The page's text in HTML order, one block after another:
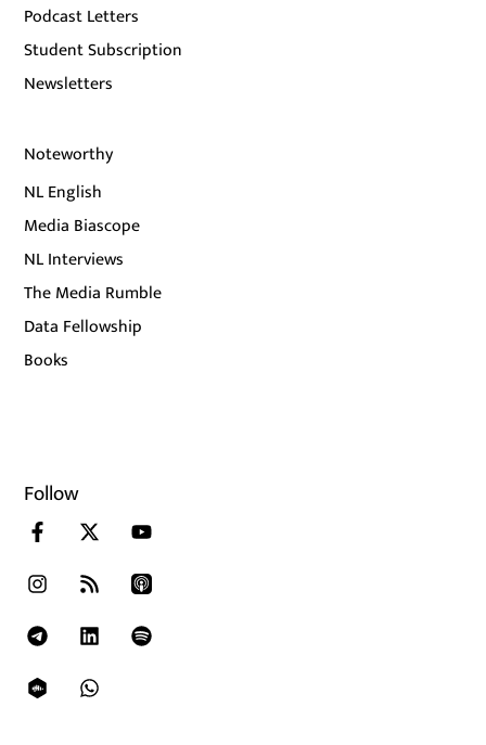
Podcast Letters
Student Subscription
Newsletters
Noteworthy
NL English
Media Biascope
NL Interviews
The Media Rumble
Data Fellowship
Books
Follow